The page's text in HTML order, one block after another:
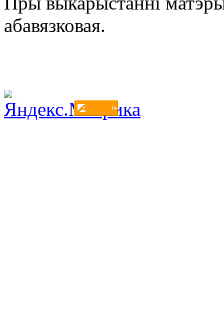
абавязковая.